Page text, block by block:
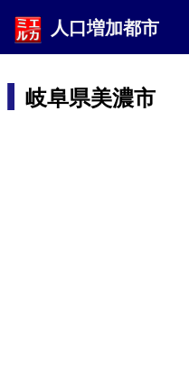
人口増加都市
岐阜県美濃市